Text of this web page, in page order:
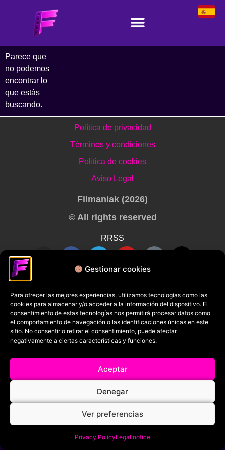
Gestionar cookies
Para ofrecer las mejores experiencias, utilizamos tecnologías como las
cookies para almacenar y/o acceder a la información del dispositivo. El
consentimiento de estas tecnologías nos permitirá procesar datos como
el comportamiento de navegación o las identificaciones únicas en este
sitio. No consentir o retirar el consentimiento, puede afectar
negativamente a ciertas características y funciones.
Aceptar
Denegar
Ver preferencias
Privacy PolicyLegal notice
Parece que
no podemos
encontrar lo
que estás
buscando.
Política de privacidad
Términos y condiciones
Política de cookies
Aviso Legal
Filmaniak (2026)
© All rights reserved
RRSS